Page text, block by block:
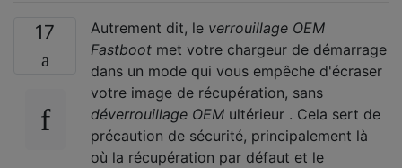
17 Autrement dit, le verrouillage OEM
Fastboot met votre chargeur de démarrage
dans un mode qui vous empêche d'écraser
votre image de récupération, sans
déverrouillage OEM ultérieur . Cela sert de
précaution de sécurité, principalement là
où la récupération par défaut et le